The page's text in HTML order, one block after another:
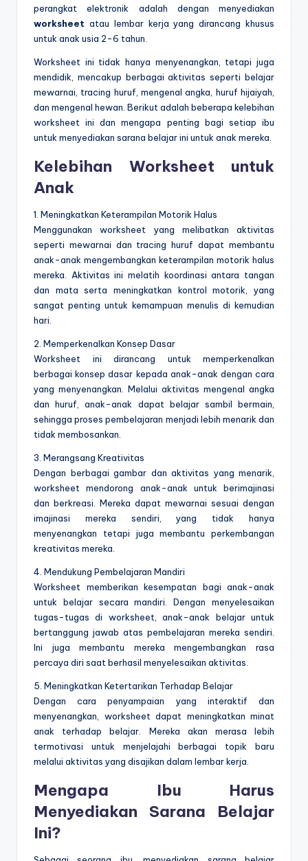
perangkat elektronik adalah dengan menyediakan
worksheet atau lembar kerja yang dirancang khusus
untuk anak usia 2-6 tahun.
Worksheet ini tidak hanya menyenangkan, tetapi juga
mendidik, mencakup berbagai aktivitas seperti belajar
mewarnai, tracing huruf, mengenal angka, huruf hijaiyah,
dan mengenal hewan. Berikut adalah beberapa kelebihan
worksheet ini dan mengapa penting bagi setiap ibu
untuk menyediakan sarana belajar ini untuk anak mereka.
Kelebihan Worksheet untuk
Anak
1. Meningkatkan Keterampilan Motorik Halus
Menggunakan worksheet yang melibatkan aktivitas
seperti mewarnai dan tracing huruf dapat membantu
anak-anak mengembangkan keterampilan motorik halus
mereka. Aktivitas ini melatih koordinasi antara tangan
dan mata serta meningkatkan kontrol motorik, yang
sangat penting untuk kemampuan menulis di kemudian
hari.
2. Memperkenalkan Konsep Dasar
Worksheet ini dirancang untuk memperkenalkan
berbagai konsep dasar kepada anak-anak dengan cara
yang menyenangkan. Melalui aktivitas mengenal angka
dan huruf, anak-anak dapat belajar sambil bermain,
sehingga proses pembelajaran menjadi lebih menarik dan
tidak membosankan.
3. Merangsang Kreativitas
Dengan berbagai gambar dan aktivitas yang menarik,
worksheet mendorong anak-anak untuk berimajinasi
dan berkreasi. Mereka dapat mewarnai sesuai dengan
imajinasi mereka sendiri, yang tidak hanya
menyenangkan tetapi juga membantu perkembangan
kreativitas mereka.
4. Mendukung Pembelajaran Mandiri
Worksheet memberikan kesempatan bagi anak-anak
untuk belajar secara mandiri. Dengan menyelesaikan
tugas-tugas di worksheet, anak-anak belajar untuk
bertanggung jawab atas pembelajaran mereka sendiri.
Ini juga membantu mereka mengembangkan rasa
percaya diri saat berhasil menyelesaikan aktivitas.
5. Meningkatkan Ketertarikan Terhadap Belajar
Dengan cara penyampaian yang interaktif dan
menyenangkan, worksheet dapat meningkatkan minat
anak terhadap belajar. Mereka akan merasa lebih
termotivasi untuk menjelajahi berbagai topik baru
melalui aktivitas yang disajikan dalam lembar kerja.
Mengapa Ibu Harus
Menyediakan Sarana Belajar
Ini?